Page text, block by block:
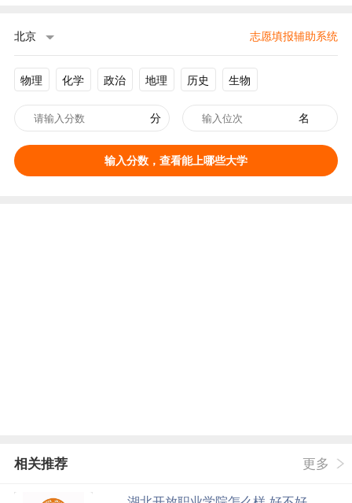
北京 志愿填报辅助系统
物理 化学 政治 地理 历史 生物
分 名
输入分数，查看能上哪些大学
相关推荐 更多